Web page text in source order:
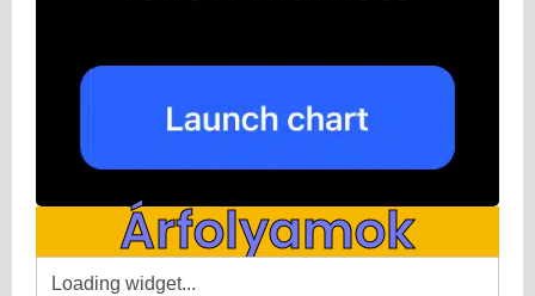
Árfolyamok